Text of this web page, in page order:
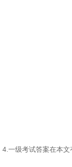
4.一级考试答案在本文